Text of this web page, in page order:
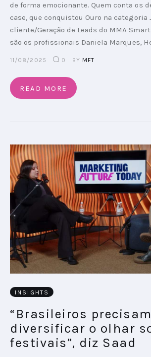
de forma emocionante. Quem conta os
case, que conquistou Ouro na categoria
cliente/Geração de Leads do MMA
são os profissionais Daniela Marques,
11/08/2025 0 BY MFT
READ MORE
INSIGHTS
“Brasileiros precisam
diversificar o olhar
festivais”, diz Saad